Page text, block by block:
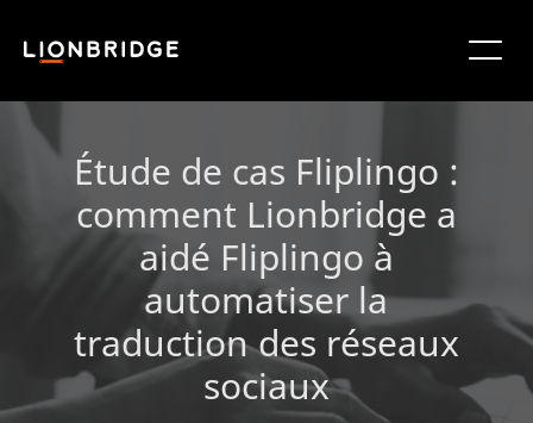
Étude de cas Fliplingo :
comment Lionbridge a
aidé Fliplingo à
automatiser la
traduction des réseaux
sociaux